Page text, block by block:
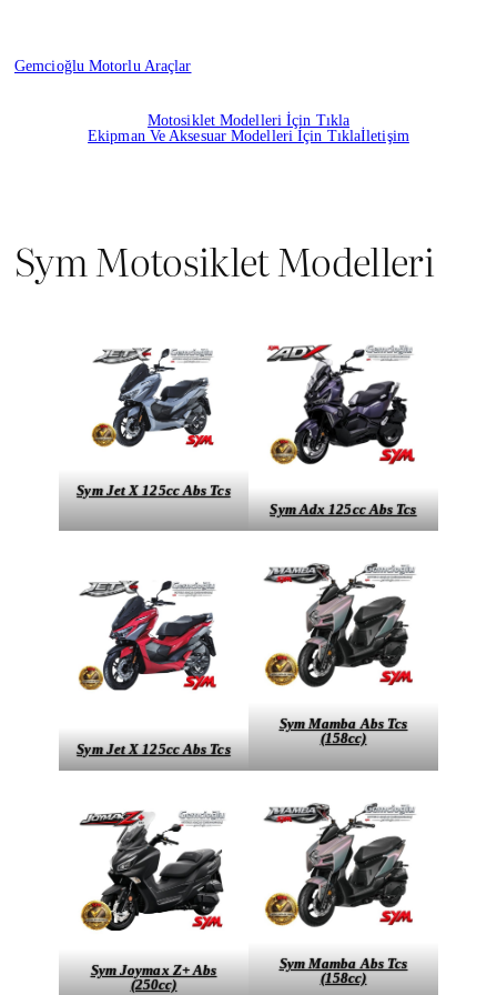
Gemcioğlu Motorlu Araçlar
Motosiklet Modelleri İçin Tıkla
Ekipman Ve Aksesuar Modelleri İçin Tıklaİletişim
Sym Motosiklet Modelleri
Sym Jet X 125cc Abs Tcs
Sym Adx 125cc Abs Tcs
Sym Jet X 125cc Abs Tcs
Sym Mamba Abs Tcs
(158cc)
Sym Joymax Z+ Abs
(250cc)
Sym Mamba Abs Tcs
(158cc)